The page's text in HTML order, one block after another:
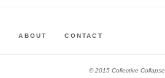
ABOUT CONTACT
© 2015 Collective